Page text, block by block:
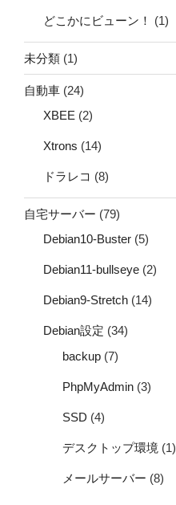
どこかにビューン！ (1)
未分類 (1)
自動車 (24)
XBEE (2)
Xtrons (14)
ドラレコ (8)
自宅サーバー (79)
Debian10-Buster (5)
Debian11-bullseye (2)
Debian9-Stretch (14)
Debian設定 (34)
backup (7)
PhpMyAdmin (3)
SSD (4)
デスクトップ環境 (1)
メールサーバー (8)